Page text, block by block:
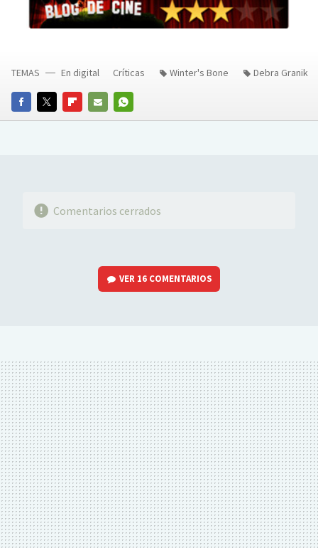
FACEBOOKTWITTERFLIPBOARD
E-
WHATSAPP
TEMAS En digital Críticas Winter's Bone Debra Granik
Comentarios cerrados
VER 16 COMENTARIOS